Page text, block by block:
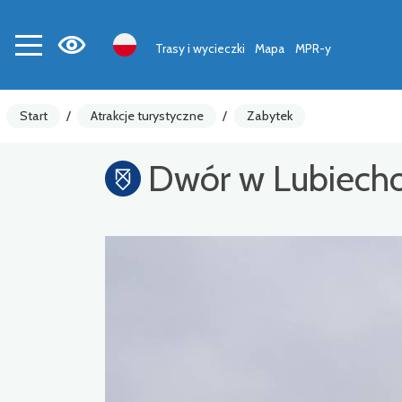
Trasy i wycieczki Mapa MPR-y
Start / Atrakcje turystyczne / Zabytek
Dwór w